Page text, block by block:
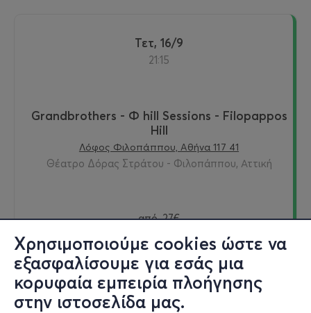
Χρησιμοποιούμε cookies ώστε να
εξασφαλίσουμε για εσάς μια
κορυφαία εμπειρία πλοήγησης
στην ιστοσελίδα μας.
Τετ, 16/9
21:15
Grandbrothers - Φ hill Sessions - Filopappos
Hill
Λόφος Φιλοπάππου, Αθήνα 117 41
Θέατρο Δόρας Στράτου - Φιλοπάππου, Αττική
από 27€
Εισιτήρια